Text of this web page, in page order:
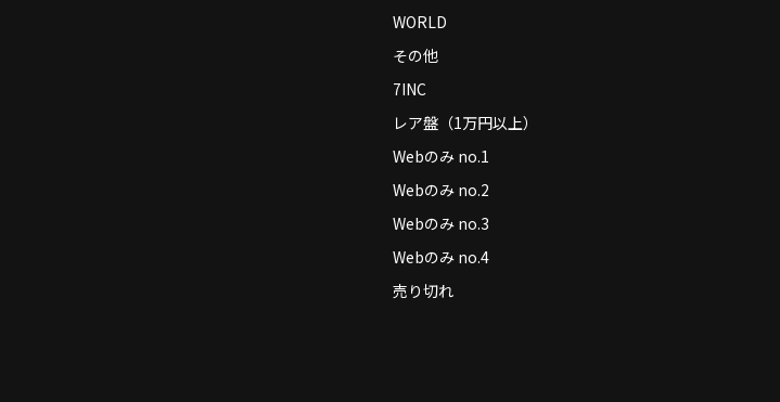
WORLD
その他
7INC
レア盤（1万円以上）
Webのみ no.1
Webのみ no.2
Webのみ no.3
Webのみ no.4
売り切れ